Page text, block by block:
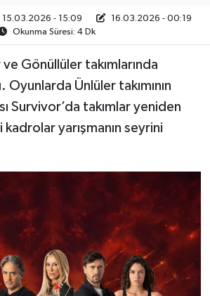
15.03.2026 - 15:09
16.03.2026 - 00:19
Okunma Süresi: 4 Dk
Gönüllüler takımlarında
Oyunlarda Ünlüler takımının
Survivor’da takımlar yeniden
yarışmanın seyrini